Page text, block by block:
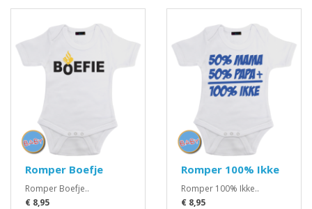
Romper Boefje
Romper Boefje..
€ 8,95
Romper 100% Ikke
Romper 100% Ikke..
€ 8,95